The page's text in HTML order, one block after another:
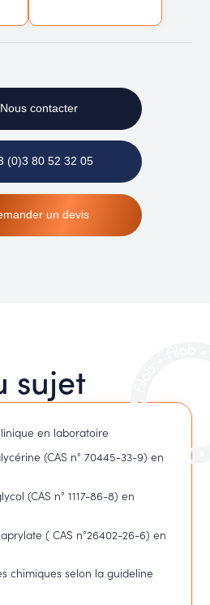
Nouscontacter
(0)3 80 52 32 05
un devis
sujet
en laboratoire
(CAS n° 70445-33-9) en
(CAS n° 1117-86-8) en
( CAS n°26402-26-6) en
chimiques selon la guideline